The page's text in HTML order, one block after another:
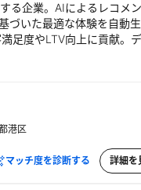
る企業。AIによるレコメ
づいた最適な体験を自動
足度やLTV向上に貢献。
みを創出している。
港区
マッチ度を診断する 詳細を